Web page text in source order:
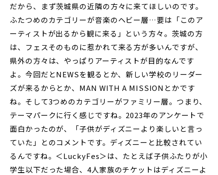
だから、まず茨城県の近隣の方々に来てほしいのです。
ふたつめのカテゴリーが音楽のヘビー層…要は「このア
ーティストが出るから観に来る」という方々。茨城の方
は、フェスそのものに惹かれて来る方が多いんですが、
県外の方々は、やっぱりアーティストが目的なんです
よ。今回だとNEWSを観るとか、新しい学校のリーダー
ズが来るからとか、MAN WITH A MISSIONとかです
ね。そして3つめのカテゴリーがファミリー層。つまり、
テーマパークに行く感じですね。2023年のアンケートで
面白かったのが、「子供がディズニーより楽しいと言っ
ていた」とのコメントです。ディズニーと比較されてい
るんですね。＜LuckyFes＞は、たとえば子供ふたりが小
学生以下だった場合、4人家族のチケットはディズニーよ